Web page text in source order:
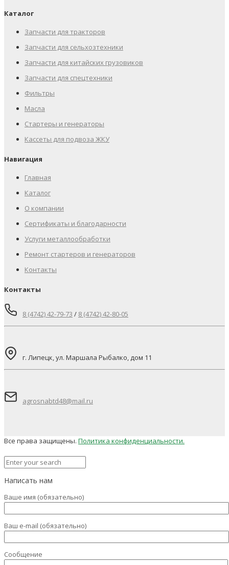
Каталог
Запчасти для тракторов
Запчасти для сельхозтехники
Запчасти для китайских грузовиков
Запчасти для спецтехники
Фильтры
Масла
Стартеры и генераторы
Кассеты для подвоза ЖКУ
Навигация
Главная
Каталог
О компании
Сертификаты и благодарности
Услуги металлообработки
Ремонт стартеров и генераторов
Контакты
Контакты
8 (4742) 42-79-73 / 8 (4742) 42-80-05
г. Липецк, ул. Маршала Рыбалко, дом 11
agrosnabtd48@mail.ru
Все права защищены. Политика конфиденциальности.
Написать нам
Ваше имя (обязательно)
Ваш e-mail (обязательно)
Сообщение